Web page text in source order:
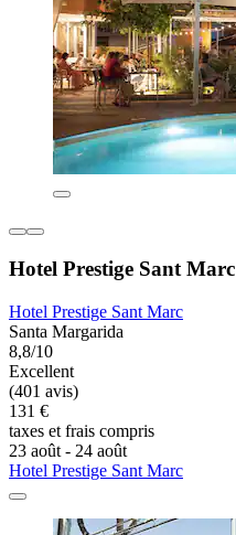
Hotel Prestige Sant Marc
Hotel Prestige Sant Marc
Santa Margarida
8,8/10
Excellent
(401 avis)
131 €
taxes et frais compris
23 août - 24 août
Hotel Prestige Sant Marc